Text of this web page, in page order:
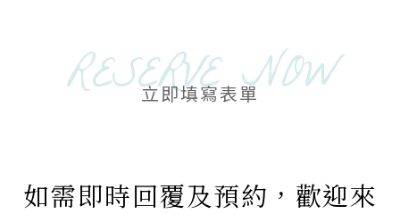
RESERVE NOW
立即填寫表單
如需即時回覆及預約，歡迎來